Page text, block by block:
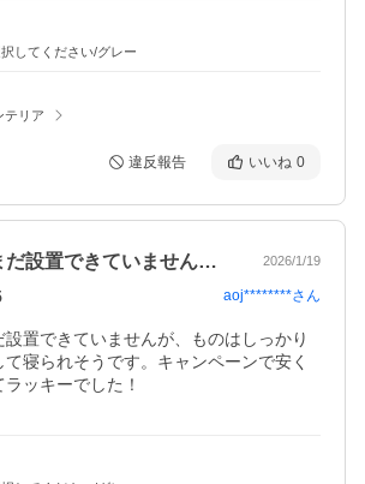
してください/グレー
テリア
違反報告 いいね 0
納車前なのでまだ設置できていませんが、… 2026/1/19
aoj********さん
置できていませんが、ものはしっかり
寝られそうです。キャンペーンで安く
ッキーでした！